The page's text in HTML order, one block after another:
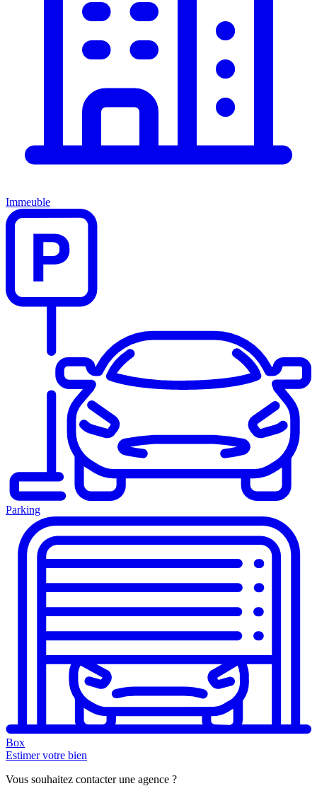
Immeuble
Parking
Box
Estimer votre bien
Vous souhaitez contacter une agence ?